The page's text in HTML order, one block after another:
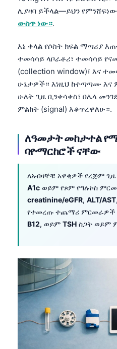
ሊያዛባ ይችላል—ይህን
ውስጥ ነው።.
እኔ ቀላል የሶስት ክፍል ማጣሪያ
ተመሳሳይ ላቦራቶሪ፣ ተመሳሳይ
(collection window)፣ እና
ሁኔታዎች። እነዚህ ከተጣጣሙ
ሁለት ጊዜ ቢንቀሳቀስ፣ በሌላ
ምልክት (signal) እቆጥረዋለሁ።.
ለዓመታት መከታተል
ባዮማርከሮች ናቸው
ለአብዛኞቹ አዋቂዎች የረጅም
A1c ወይም የጾም የግሉኮስ
creatinine/eGFR, ALT/AST
የተመረጡ ተጨማሪ ምርመራዎች
B12, ወይም TSH ስጋት ወይም